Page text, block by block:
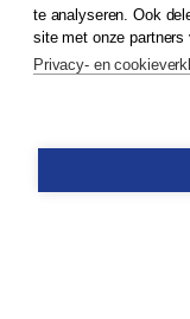
Klantenservice
Service & informatie
Contact
te analyseren. Ook
site met onze partners
Privacy- en